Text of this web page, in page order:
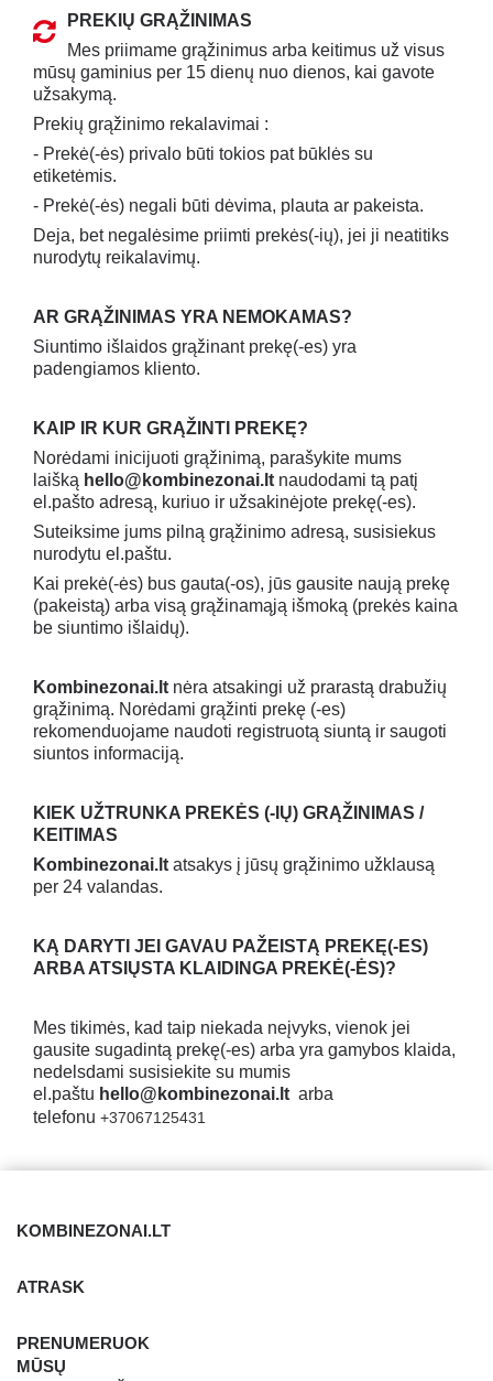
PREKIŲ GRĄŽINIMAS
Mes priimame grąžinimus arba keitimus už visus
mūsų gaminius per 15 dienų nuo dienos, kai gavote
užsakymą.
Prekių grąžinimo rekalavimai :
- Prekė(-ės) privalo būti tokios pat būklės su
etiketėmis.
- Prekė(-ės) negali būti dėvima, plauta ar pakeista.
Deja, bet negalėsime priimti prekės(-ių), jei ji neatitiks
nurodytų reikalavimų.
AR GRĄŽINIMAS YRA NEMOKAMAS?
Siuntimo išlaidos grąžinant prekę(-es) yra
padengiamos kliento.
KAIP IR KUR GRĄŽINTI PREKĘ?
Norėdami inicijuoti grąžinimą, parašykite mums
laišką hello@kombinezonai.lt naudodami tą patį
el.pašto adresą, kuriuo ir užsakinėjote prekę(-es).
Suteiksime jums pilną grąžinimo adresą, susisiekus
nurodytu el.paštu.
Kai prekė(-ės) bus gauta(-os), jūs gausite naują prekę
(pakeistą) arba visą grąžinamąją išmoką (prekės kaina
be siuntimo išlaidų).
Kombinezonai.lt nėra atsakingi už prarastą drabužių
grąžinimą. Norėdami grąžinti prekę (-es)
rekomenduojame naudoti registruotą siuntą ir saugoti
siuntos informaciją.
KIEK UŽTRUNKA PREKĖS (-IŲ) GRĄŽINIMAS /
KEITIMAS
Kombinezonai.lt atsakys į jūsų grąžinimo užklausą
per 24 valandas.
KĄ DARYTI JEI GAVAU PAŽEISTĄ PREKĘ(-ES)
ARBA ATSIŲSTA KLAIDINGA PREKĖ(-ĖS)?
Mes tikimės, kad taip niekada neįvyks, vienok jei
gausite sugadintą prekę(-es) arba yra gamybos klaida,
nedelsdami susisiekite su mumis
el.paštu hello@kombinezonai.lt arba
telefonu +37067125431
KOMBINEZONAI.LT
ATRASK
PRENUMERUOK
MŪSŲ